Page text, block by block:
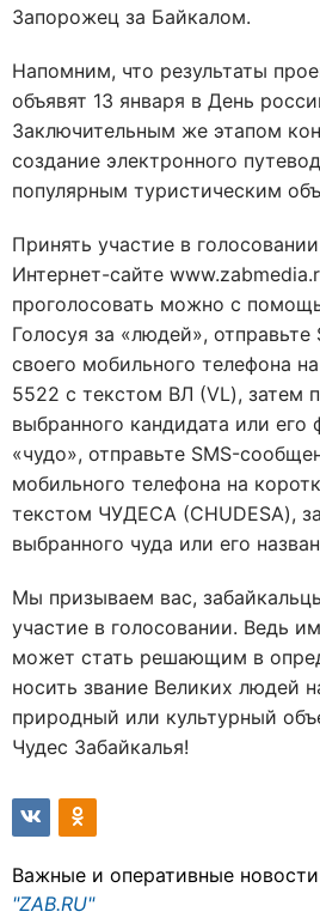
Запорожец за Байкалом.
Напомним, что результаты
объявят 13 января в День
Заключительным же этапом
создание электронного
популярным туристическим
Принять участие в
Интернет-сайте
проголосовать можно с
Голосуя за «людей»,
своего мобильного телефона
5522 с текстом ВЛ (VL), затем
выбранного кандидата или его
«чудо», отправьте SMS-
мобильного телефона на
текстом ЧУДЕСА (CHUDESA),
выбранного чуда или его
Мы призываем вас,
участие в голосовании. Ведь
может стать решающим в
носить звание Великих людей
природный или культурный
Чудес Забайкалья!
Важные и оперативные
"ZAB.RU"